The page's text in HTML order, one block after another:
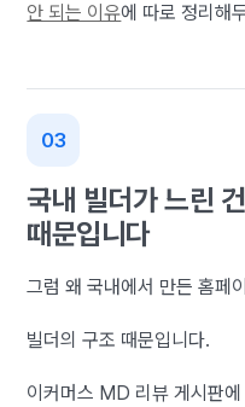
안 되는 이유에 따로 정리해
국내 빌더가 느린
때문입니다
그럼 왜 국내에서 만든 홈페
빌더의 구조 때문입니다.
이커머스 MD 리뷰 게시판